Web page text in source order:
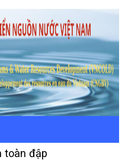
toàn đập